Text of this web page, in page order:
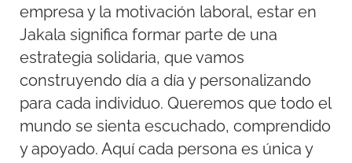
empresa y la motivación laboral, estar en
Jakala significa formar parte de una
estrategia solidaria, que vamos
construyendo día a día y personalizando
para cada individuo. Queremos que todo el
mundo se sienta escuchado, comprendido
y apoyado. Aquí cada persona es única y